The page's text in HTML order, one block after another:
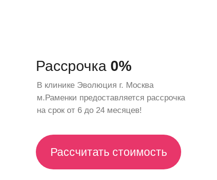
Рассрочка 0%
В клинике Эволюция г. Москва
м.Раменки предоставляется рассрочка
на срок от 6 до 24 месяцев!
Рассчитать стоимость